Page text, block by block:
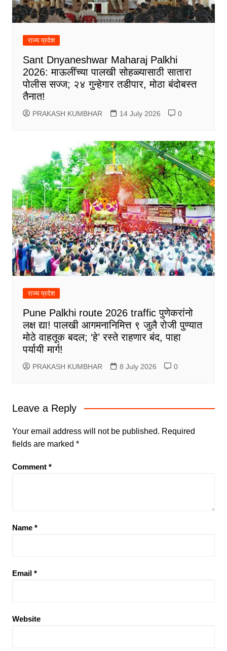
राज्य प्रदेश
Sant Dnyaneshwar Maharaj Palkhi
2026: माऊलींच्या पालखी सोहळ्यासाठी सातारा
पोलीस सज्ज; २४ गुन्हेगार तडीपार, मोठा बंदोबस्त
तैनात!
PRAKASH KUMBHAR 14 July 2026 0
राज्य प्रदेश
Pune Palkhi route 2026 traffic पुणेकरांनो
लक्ष द्या! पालखी आगमनानिमित्त ९ जुलै रोजी पुण्यात
मोठे वाहतूक बदल; ‘हे’ रस्ते राहणार बंद, पाहा
पर्यायी मार्ग!
PRAKASH KUMBHAR 8 July 2026 0
Leave a Reply
Your email address will not be published. Required
fields are marked *
Comment *
Name *
Email *
Website